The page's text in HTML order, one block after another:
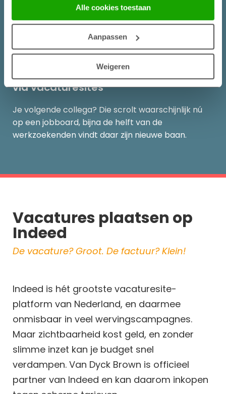
onze cookieverklaring.Alle cookies toestaan
Aanpassen
Weigeren
Generiek of niche, lokaal of landelijk:
telt in totaal bijna 3000jobboard. Wij helpen je de
via vacaturesites
+19%
Je volgende collega? Die scrolt waarschijnlijk nú
op eenjobboard, bijna de helft van de
werkzoekenden vindt daar zijn nieuwe baan.
Vacatures plaatsen op
Indeed
De vacature? Groot. De factuur? Klein!
Indeed is hét grootste vacaturesite-
platform van Nederland, en daarmee
onmisbaar in veel wervingscampagnes.
Maar zichtbaarheid kost geld, en zonder
slimme inzet kan je budget snel
verdampen. Van Dyck Brown is officieel
partner van Indeed en kan daarom inkopen